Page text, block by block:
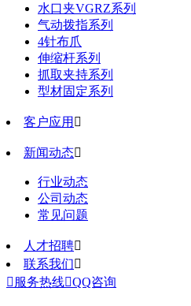
水口夹VGRZ系列
气动拨指系列
4针布爪
伸缩杆系列
抓取夹持系列
型材固定系列
客户应用 
新闻动态
行业动态
公司动态
常见问题
人才招聘
联系我们
 服务热线QQ咨询